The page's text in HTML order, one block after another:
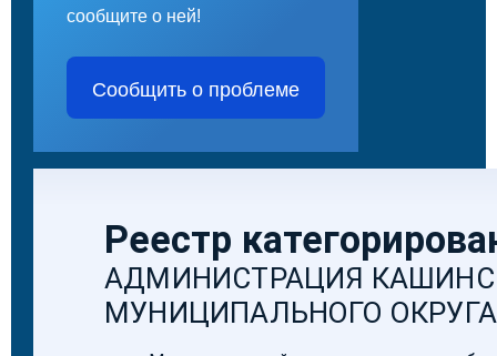
сообщите о ней!
Сообщить о проблеме